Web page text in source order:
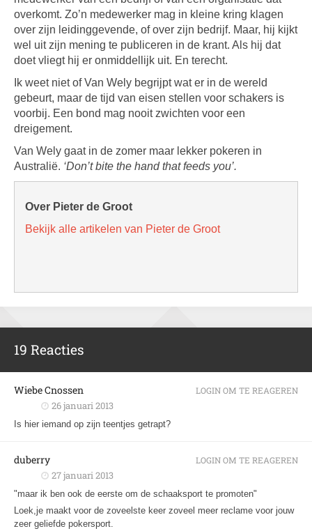
overkomt. Zo’n medewerker mag in kleine kring klagen
over zijn leidinggevende, of over zijn bedrijf. Maar, hij kijkt
wel uit zijn mening te publiceren in de krant. Als hij dat
doet vliegt hij er onmiddellijk uit. En terecht.
Ik weet niet of Van Wely begrijpt wat er in de wereld
gebeurt, maar de tijd van eisen stellen voor schakers is
voorbij. Een bond mag nooit zwichten voor een
dreigement.
Van Wely gaat in de zomer maar lekker pokeren in
Australië. ‘Don’t bite the hand that feeds you’.
Over Pieter de Groot
Bekijk alle artikelen van Pieter de Groot
19 Reacties
Wiebe Cnossen
26 januari 2013
Is hier iemand op zijn teentjes getrapt?
LOGIN OM TE REAGEREN
duberry
27 januari 2013
"maar ik ben ook de eerste om de schaaksport te promoten"
Loek,je maakt voor de zoveelste keer zoveel meer reclame voor jouw
zeer geliefde pokersport.
LOGIN OM TE REAGEREN